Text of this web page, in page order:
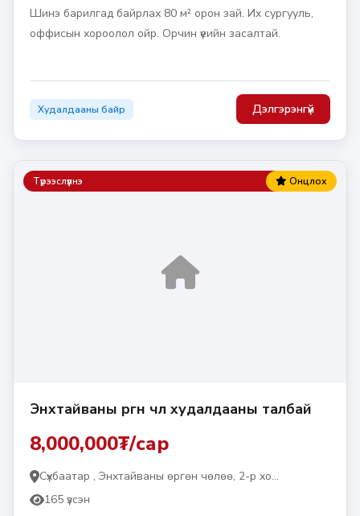
Шинэ барилгад байрлах 80 м² орон зай. Их сургууль,
оффисын хороолол ойр. Орчин үеийн засалтай.
Худалдааны байр Дэлгэрэнгүй
Түрээслүүлнэ Онцлох
Энхтайваны өргөн чөлөө худалдааны талбай
8,000,000₮/сар
Сүхбаатар , Энхтайваны өргөн чөлөө, 2-р хо...
165 үзсэн